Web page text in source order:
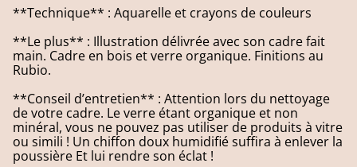
**Technique** : Aquarelle et crayons de couleurs
**Le plus** : Illustration délivrée avec son cadre fait
main. Cadre en bois et verre organique. Finitions au
Rubio.
**Conseil d’entretien** : Attention lors du nettoyage
de votre cadre. Le verre étant organique et non
minéral, vous ne pouvez pas utiliser de produits à vitre
ou simili ! Un chiffon doux humidifié suffira à enlever la
poussière Et lui rendre son éclat !